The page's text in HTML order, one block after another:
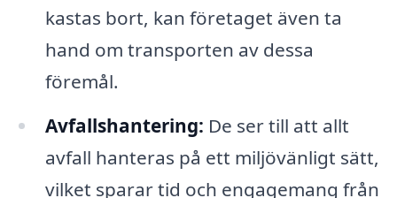
kastas bort, kan företaget även ta
hand om transporten av dessa
föremål.
Avfallshantering: De ser till att allt
avfall hanteras på ett miljövänligt sätt,
vilket sparar tid och engagemang från